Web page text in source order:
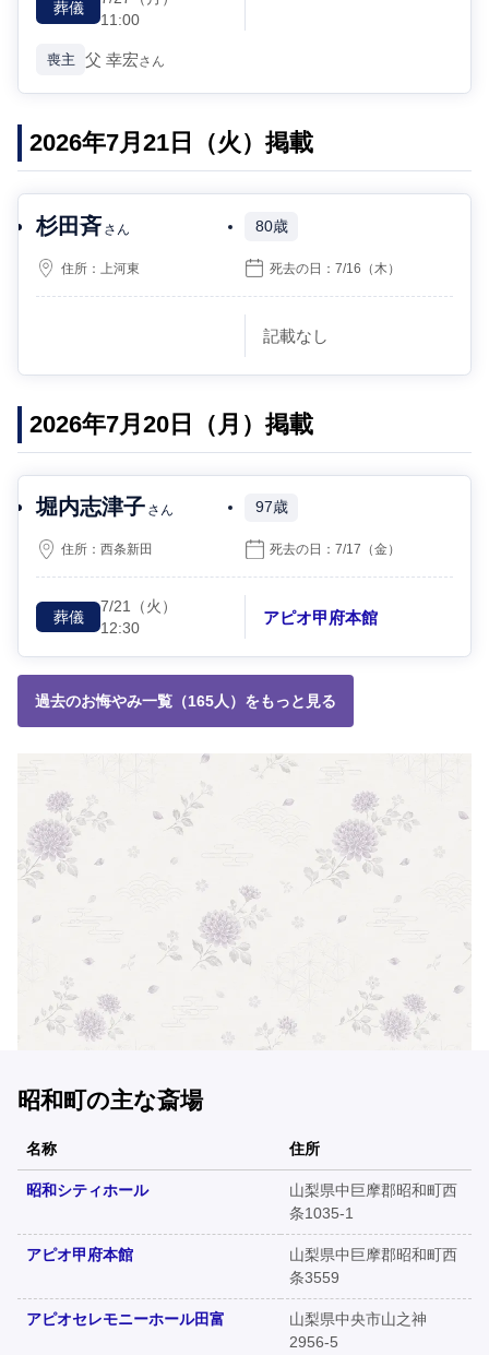
葬儀
11:00
喪主 父 幸宏さん
2026年7月21日（火）掲載
杉田斉 さん 80歳
住所： 上河東 死去の日：7/16 （木）
記載なし
2026年7月20日（月）掲載
堀内志津子 さん 97歳
住所：西条新田 死去の日：7/17 （金）
葬儀
7/21 （火）
12:30
アピオ甲府本館
過去のお悔やみ一覧（165人）をもっと見る
昭和町の主な斎場
名称 住所
昭和シティホール
山梨県中巨摩郡昭和町西
条1035-1
アピオ甲府本館
山梨県中巨摩郡昭和町西
条3559
アピオセレモニーホール田富
山梨県中央市山之神
2956-5